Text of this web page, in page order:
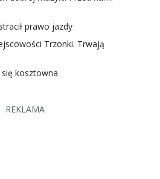
prawo jazdy
Trzonki. Trwają
się kosztowna
REKLAMA